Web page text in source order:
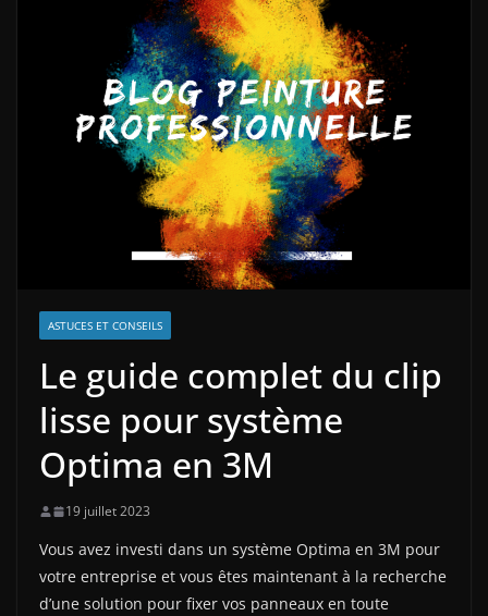
ASTUCES ET CONSEILS
Le guide complet du clip
lisse pour système
Optima en 3M
19 juillet 2023
Vous avez investi dans un système Optima en 3M pour
votre entreprise et vous êtes maintenant à la recherche
d’une solution pour fixer vos panneaux en toute